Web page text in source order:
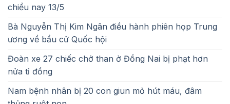
chiều nay 13/5
Bà Nguyễn Thị Kim Ngân điều hành phiên họp Trung
ương về bầu cử Quốc hội
Đoàn xe 27 chiếc chở than ở Đồng Nai bị phạt hơn
nửa tỉ đồng
Nam bệnh nhân bị 20 con giun mỏ hút máu, đâm